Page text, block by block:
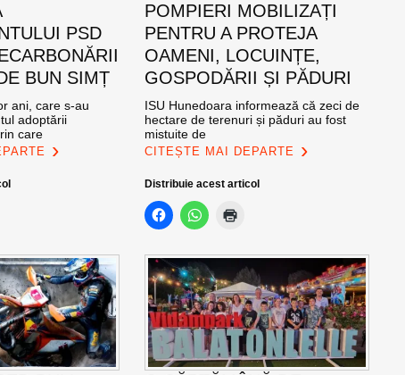
PSD
BUN SIMȚ
ani, care s-au
adoptării
care
POMPIERI MOBILIZAȚI
PENTRU A PROTEJA
OAMENI, LOCUINȚE,
GOSPODĂRII ȘI PĂDURI
ISU Hunedoara informează că zeci de
hectare de terenuri și păduri au fost
mistuite de
CITEȘTE MAI DEPARTE
Distribuie acest articol